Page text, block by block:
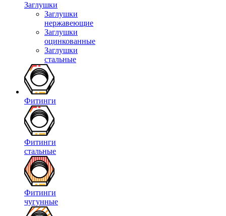
Заглушки
Заглушки
нержавеющие
Заглушки
оцинкованные
Заглушки
стальные
Фитинги
Фитинги
стальные
Фитинги
чугунные